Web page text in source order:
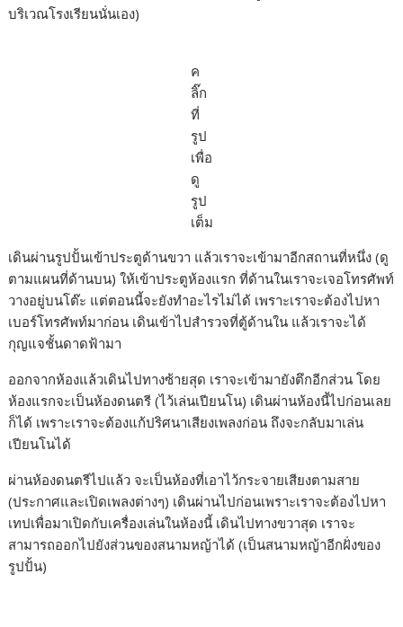
บริเวณโรงเรียนนั่นเอง)
ค
ลิ๊ก
ที่
รูป
เพื่อ
ดู
รูป
เต็ม
เดินผ่านรูปปั้นเข้าประตูด้านขวา แล้วเราจะเข้ามาอีกสถานที่หนึ่ง (ดู
ตามแผนที่ด้านบน) ให้เข้าประตูห้องแรก ที่ด้านในเราจะเจอโทรศัพท์
วางอยู่บนโต๊ะ แต่ตอนนี้จะยังทำอะไรไม่ได้ เพราะเราจะต้องไปหา
เบอร์โทรศัพท์มาก่อน เดินเข้าไปสำรวจที่ตู้ด้านใน แล้วเราจะได้
กุญแจชั้นดาดฟ้ามา
ออกจากห้องแล้วเดินไปทางซ้ายสุด เราจะเข้ามายังตึกอีกส่วน โดย
ห้องแรกจะเป็นห้องดนตรี (ไว้เล่นเปียนโน) เดินผ่านห้องนี้ไปก่อนเลย
ก็ได้ เพราะเราจะต้องแก้ปริศนาเสียงเพลงก่อน ถึงจะกลับมาเล่น
เปียนโนได้
ผ่านห้องดนตรีไปแล้ว จะเป็นห้องที่เอาไว้กระจายเสียงตามสาย
(ประกาศและเปิดเพลงต่างๆ) เดินผ่านไปก่อนเพราะเราจะต้องไปหา
เทปเพื่อมาเปิดกับเครื่องเล่นในห้องนี้ เดินไปทางขวาสุด เราจะ
สามารถออกไปยังส่วนของสนามหญ้าได้ (เป็นสนามหญ้าอีกฝั่งของ
รูปปั้น)